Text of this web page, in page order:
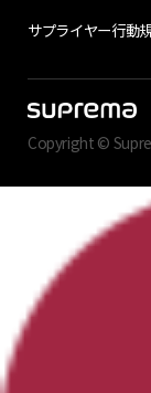
サプライヤー行動
Copyright ©